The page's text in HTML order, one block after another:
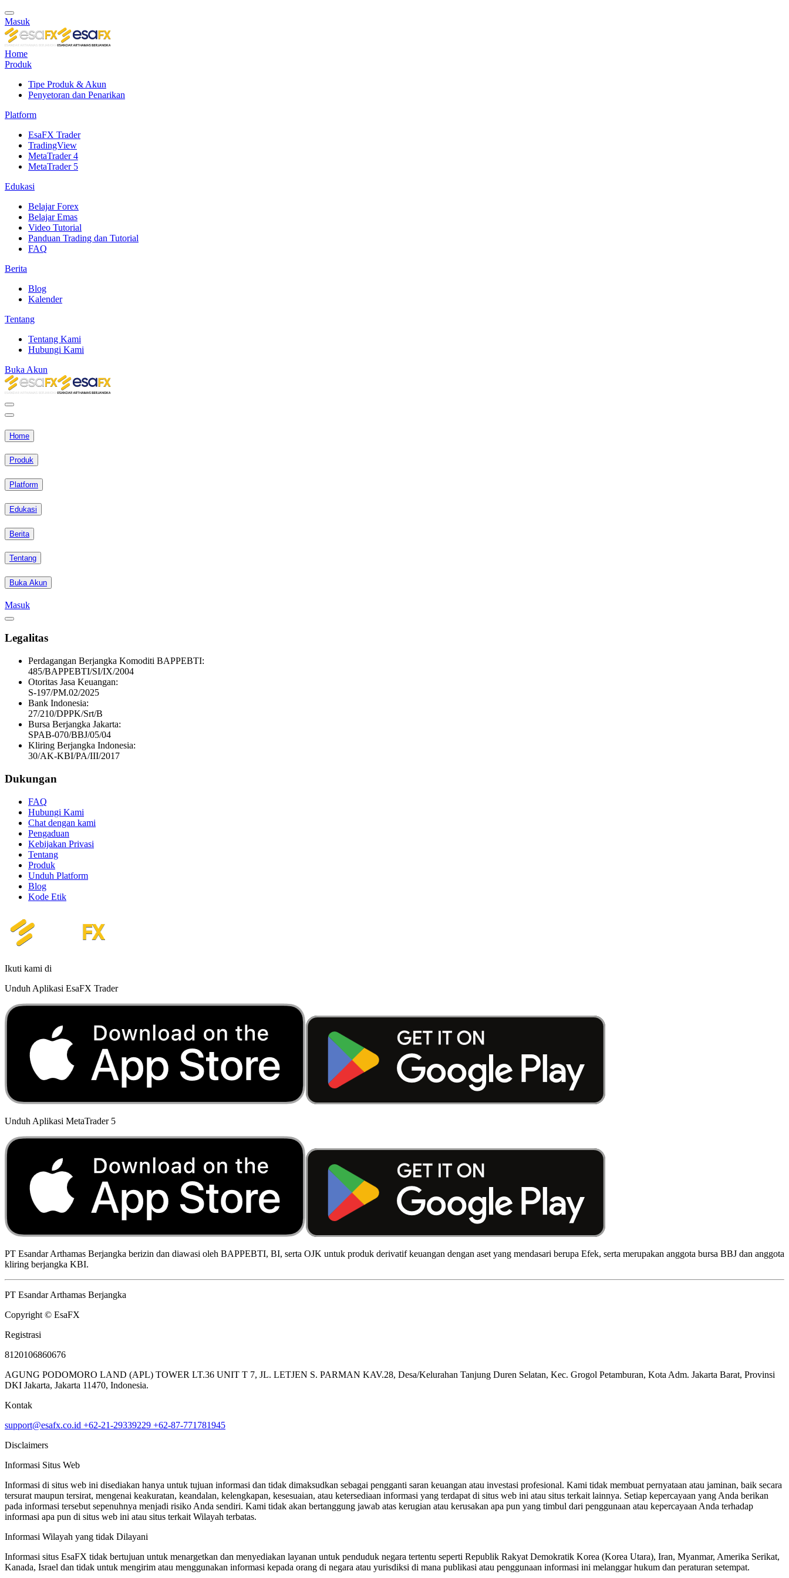
Masuk
Home
Produk
Tipe Produk & Akun
Penyetoran dan Penarikan
Platform
EsaFX Trader
TradingView
MetaTrader 4
MetaTrader 5
Edukasi
Belajar Forex
Belajar Emas
Video Tutorial
Panduan Trading dan Tutorial
FAQ
Berita
Blog
Kalender
Tentang
Tentang Kami
Hubungi Kami
Buka Akun
Home
Produk
Platform
Edukasi
Berita
Tentang
Buka Akun
Masuk
Legalitas
Perdagangan Berjangka Komoditi BAPPEBTI:
485/BAPPEBTI/SI/IX/2004
Otoritas Jasa Keuangan:
S-197/PM.02/2025
Bank Indonesia:
27/210/DPPK/Srt/B
Bursa Berjangka Jakarta:
SPAB-070/BBJ/05/04
Kliring Berjangka Indonesia:
30/AK-KBI/PA/III/2017
Dukungan
FAQ
Hubungi Kami
Chat dengan kami
Pengaduan
Kebijakan Privasi
Tentang
Produk
Unduh Platform
Blog
Kode Etik
Ikuti kami di
Unduh Aplikasi EsaFX Trader
Unduh Aplikasi MetaTrader 5
PT Esandar Arthamas Berjangka berizin dan diawasi oleh BAPPEBTI, BI, serta OJK untuk produk derivatif keuangan dengan aset yang mendasari berupa Efek, serta merupakan anggota bursa BBJ dan anggota
kliring berjangka KBI.
PT Esandar Arthamas Berjangka
Copyright © EsaFX
Registrasi
8120106860676
AGUNG PODOMORO LAND (APL) TOWER LT.36 UNIT T 7, JL. LETJEN S. PARMAN KAV.28, Desa/Kelurahan Tanjung Duren Selatan, Kec. Grogol Petamburan, Kota Adm. Jakarta Barat, Provinsi
DKI Jakarta, Jakarta 11470, Indonesia.
Kontak
support@esafx.co.id +62-21-29339229 +62-87-771781945
Disclaimers
Informasi Situs Web
Informasi di situs web ini disediakan hanya untuk tujuan informasi dan tidak dimaksudkan sebagai pengganti saran keuangan atau investasi profesional. Kami tidak membuat pernyataan atau jaminan, baik secara
tersurat maupun tersirat, mengenai keakuratan, keandalan, kelengkapan, kesesuaian, atau ketersediaan informasi yang terdapat di situs web ini atau situs terkait lainnya. Setiap kepercayaan yang Anda berikan
pada informasi tersebut sepenuhnya menjadi risiko Anda sendiri. Kami tidak akan bertanggung jawab atas kerugian atau kerusakan apa pun yang timbul dari penggunaan atau kepercayaan Anda terhadap
informasi apa pun di situs web ini atau situs terkait Wilayah terbatas.
Informasi Wilayah yang tidak Dilayani
Informasi situs EsaFX tidak bertujuan untuk menargetkan dan menyediakan layanan untuk penduduk negara tertentu seperti Republik Rakyat Demokratik Korea (Korea Utara), Iran, Myanmar, Amerika Serikat,
Kanada, Israel dan tidak untuk mengirim atau menggunakan informasi kepada orang di negara atau yurisdiksi di mana publikasi atau penggunaan informasi ini melanggar hukum dan peraturan setempat.